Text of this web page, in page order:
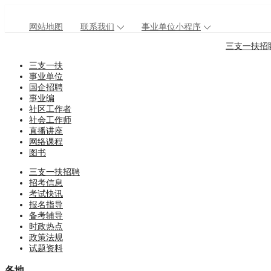
网站地图 联系我们
事业单位小程序
三支一扶招
三支一扶
事业单位
国企招聘
事业编
社区工作者
社会工作师
直播讲座
网络课程
图书
三支一扶招聘
招考信息
考试快讯
报名指导
备考辅导
时政热点
政策法规
试题资料